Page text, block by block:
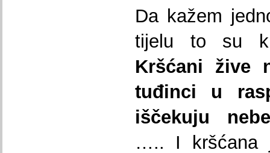
Da kažem
tijelu to su
Kršćani žive
tuđinci u
iščekuju
….. I kršćana